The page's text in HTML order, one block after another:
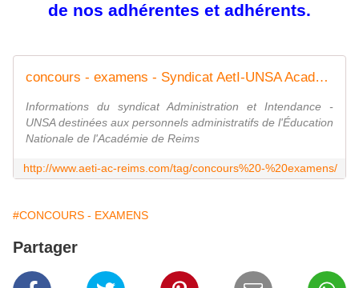
de nos adhérentes et adhérents.
concours - examens - Syndicat AetI-UNSA Académie Reims
Informations du syndicat Administration et Intendance -
UNSA destinées aux personnels administratifs de l'Éducation
Nationale de l'Académie de Reims
http://www.aeti-ac-reims.com/tag/concours%20-%20examens/
#CONCOURS - EXAMENS
Partager